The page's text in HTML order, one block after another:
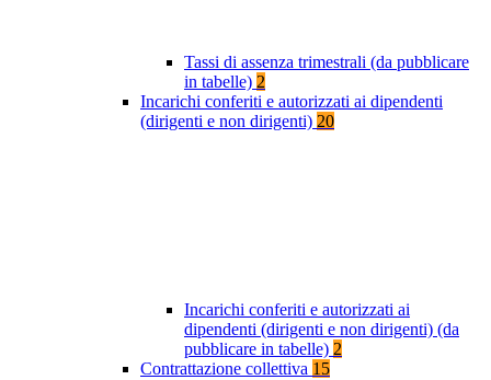
Tassi di assenza trimestrali (da pubblicare
in tabelle) 2
Incarichi conferiti e autorizzati ai dipendenti
(dirigenti e non dirigenti) 20
Incarichi conferiti e autorizzati ai
dipendenti (dirigenti e non dirigenti) (da
pubblicare in tabelle) 2
Contrattazione collettiva 15